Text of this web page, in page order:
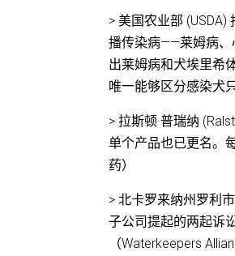
> 美国农业部
播传染病——莱姆病、
出莱姆病和犬埃里希
唯一能够区分感染犬
> 拉斯顿·普瑞纳
单个产品也已更名。
药）
> 北卡罗来纳州罗利
子公司提起的两起诉
（Waterkeepers